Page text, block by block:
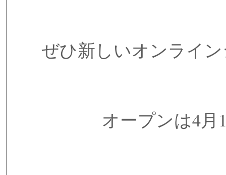
ぜひ新しいオンライ
オープンは4月